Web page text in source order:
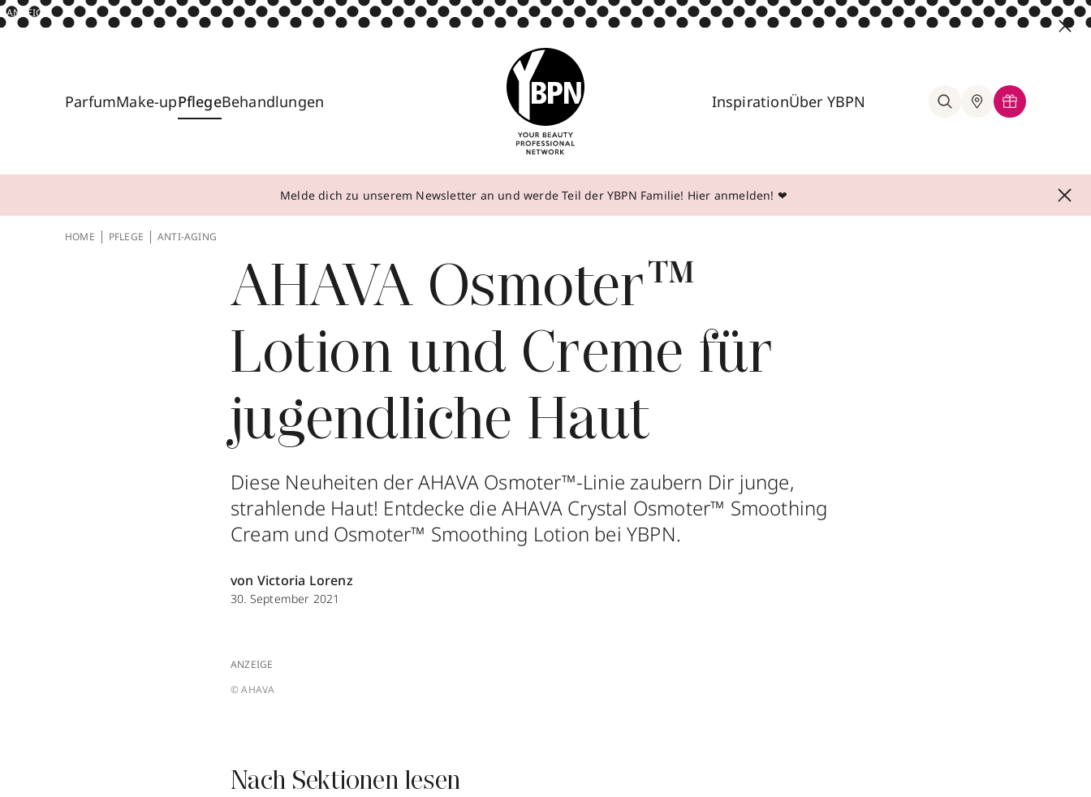
ANZEIGE
ParfumMake-upPflegeBehandlungen InspirationÜber YBPN
Melde dich zu unserem Newsletter an und werde Teil der YBPN Familie! Hier anmelden! ❤
HOME PFLEGE ANTI-AGING
AHAVA Osmoter™
Lotion und Creme für
jugendliche Haut
Diese Neuheiten der AHAVA Osmoter™-Linie zaubern Dir junge,
strahlende Haut! Entdecke die AHAVA Crystal Osmoter™ Smoothing
Cream und Osmoter™ Smoothing Lotion bei YBPN.
von Victoria Lorenz
30. September 2021
ANZEIGE
© AHAVA
Nach Sektionen lesen